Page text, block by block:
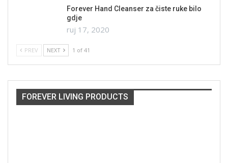
Forever Hand Cleanser za čiste ruke bilo
gdje
ruj 17, 2020
PREV NEXT 1 of 41
FOREVER LIVING PRODUCTS